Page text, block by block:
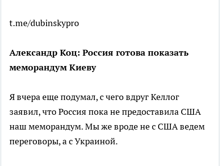
t.me/dubinskypro
Александр Коц: Россия готова показать
меморандум Киеву
Я вчера еще подумал, с чего вдруг Келлог
заявил, что Россия пока не предоставила США
наш меморандум. Мы же вроде не с США ведем
переговоры, а с Украиной.